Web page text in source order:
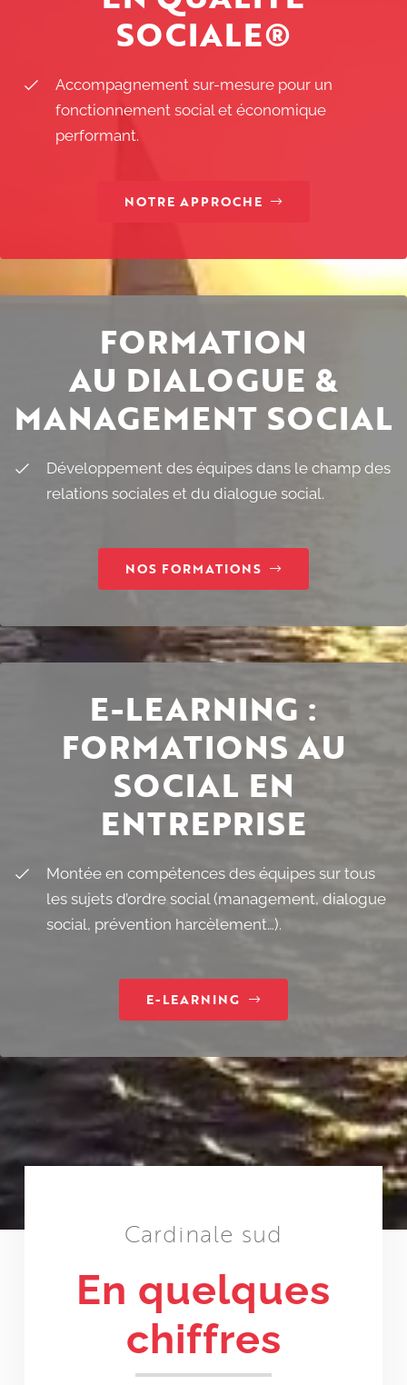
SOCIALE®
Accompagnement sur-mesure pour un
fonctionnement social et économique
performant.
NOTRE APPROCHE
FORMATION
AU DIALOGUE &
MANAGEMENT SOCIAL
Développement des équipes dans le champ des
relations sociales et du dialogue social.
NOS FORMATIONS
E-LEARNING :
FORMATIONS AU
SOCIAL EN
ENTREPRISE
Montée en compétences des équipes sur tous
les sujets d’ordre social (management, dialogue
social, prévention harcèlement…).
E-LEARNING
Cardinale sud
En quelques
chiffres